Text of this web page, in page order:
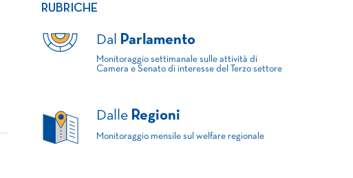
RUBRICHE
Dal Parlamento
Monitoraggio settimanale sulle attività di
Camera e Senato di interesse del Terzo settore
Dalle Regioni
Monitoraggio mensile sul welfare regionale